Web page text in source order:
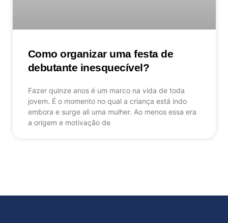
Como organizar uma festa de
debutante inesquecível?
Fazer quinze anos é um marco na vida de toda
jovem. É o momento no qual a criança está indo
embora e surge ali uma mulher. Ao menos essa era
a origem e motivação de